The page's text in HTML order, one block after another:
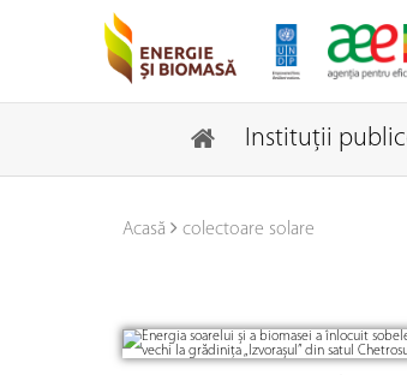
Instituţii
Acasă colectoare solare